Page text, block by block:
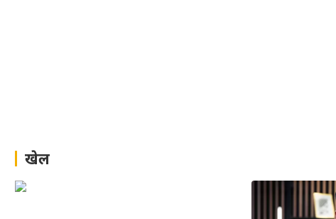
खेल